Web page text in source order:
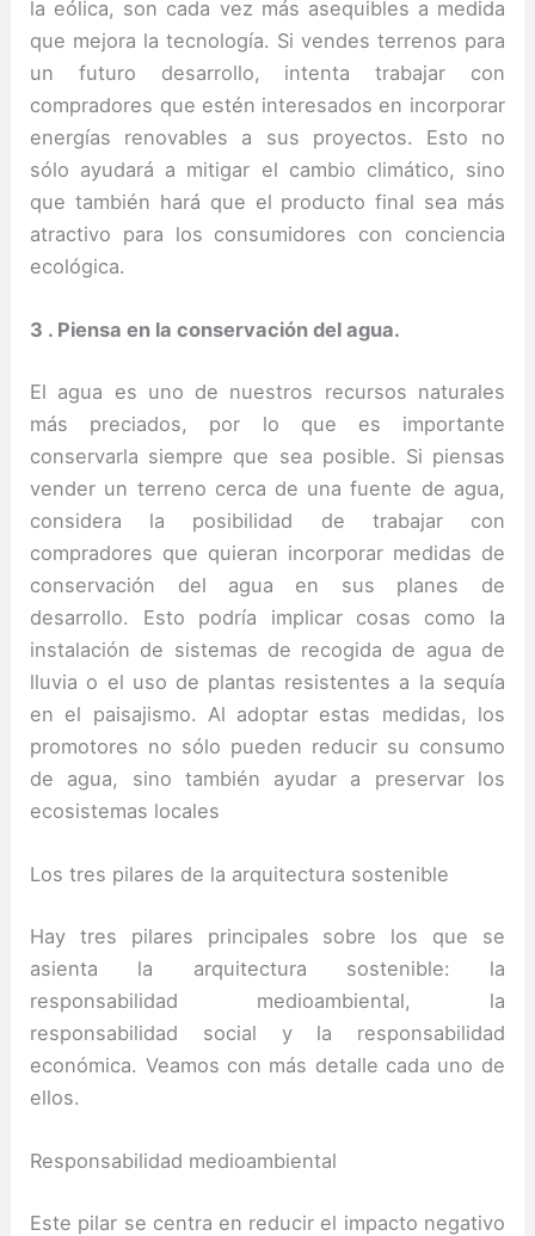
la eólica, son cada vez más asequibles a medida
que mejora la tecnología. Si vendes terrenos para
un futuro desarrollo, intenta trabajar con
compradores que estén interesados en incorporar
energías renovables a sus proyectos. Esto no
sólo ayudará a mitigar el cambio climático, sino
que también hará que el producto final sea más
atractivo para los consumidores con conciencia
ecológica.
3 . Piensa en la conservación del agua.
El agua es uno de nuestros recursos naturales
más preciados, por lo que es importante
conservarla siempre que sea posible. Si piensas
vender un terreno cerca de una fuente de agua,
considera la posibilidad de trabajar con
compradores que quieran incorporar medidas de
conservación del agua en sus planes de
desarrollo. Esto podría implicar cosas como la
instalación de sistemas de recogida de agua de
lluvia o el uso de plantas resistentes a la sequía
en el paisajismo. Al adoptar estas medidas, los
promotores no sólo pueden reducir su consumo
de agua, sino también ayudar a preservar los
ecosistemas locales
Los tres pilares de la arquitectura sostenible
Hay tres pilares principales sobre los que se
asienta la arquitectura sostenible: la
responsabilidad medioambiental, la
responsabilidad social y la responsabilidad
económica. Veamos con más detalle cada uno de
ellos.
Responsabilidad medioambiental
Este pilar se centra en reducir el impacto negativo